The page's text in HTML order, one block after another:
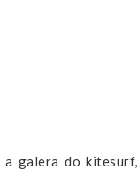
galera do kitesurf,